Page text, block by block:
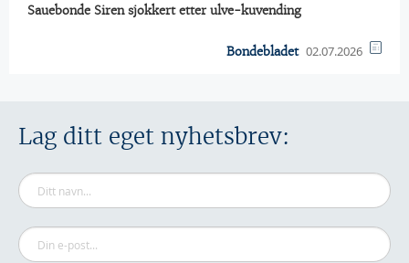
Sauebonde Siren sjokkert etter ulve-kuvending
Bondebladet 02.07.2026
Lag ditt eget nyhetsbrev: